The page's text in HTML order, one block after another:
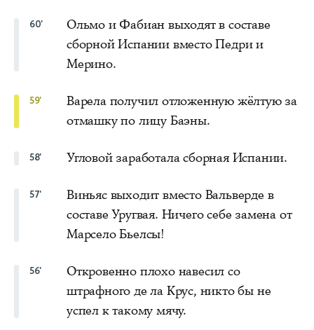
60'
Ольмо и Фабиан выходят в составе
сборной Испании вместо Педри и
Мерино.
59'
Варела получил отложенную жёлтую за
отмашку по лицу Баэны.
58' Угловой заработала сборная Испании.
57'
Виньяс выходит вместо Вальверде в
составе Уругвая. Ничего себе замена от
Марсело Бьелсы!
56'
Откровенно плохо навесил со
штрафного де ла Крус, никто бы не
успел к такому мячу.